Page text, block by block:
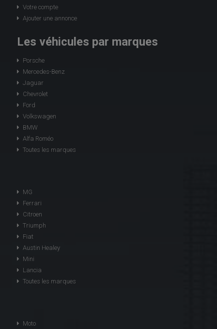
Votre compte
Ajouter une annonce
Les véhicules par marques
Porsche
Mercedes-Benz
Jaguar
Chevrolet
Ford
Volkswagen
BMW
Alfa Roméo
Toutes les marques
MG
Ferrari
Citroen
Triumph
Fiat
Austin Healey
Mini
Lancia
Toutes les marques
Moto